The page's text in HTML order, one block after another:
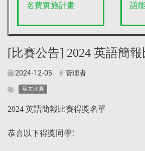
名費實施計畫
語
[比賽公告] 2024 英語簡
2024-12-05 管理者
英文比賽
2024 英語簡報比賽得獎名單
恭喜以下得獎同學!